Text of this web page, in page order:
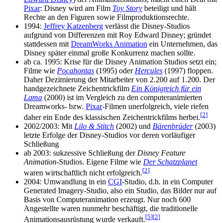
Pixar: Disney wird am Film Toy Story beteiligt und hält
Rechte an den Figuren sowie Filmproduktionsrechte.
1994: Jeffrey Katzenberg verlässt die Disney-Studios
aufgrund von Differenzen mit Roy Edward Disney; gründet
stattdessen mit DreamWorks Animation ein Unternehmen, das
Disney später einmal große Konkurrenz machen sollte.
ab ca. 1995: Krise für die Disney Animation Studios setzt ein;
Filme wie Pocahontas (1995) oder Hercules (1997) floppen.
Daher Dezimierung der Mitarbeiter von 2.200 auf 1.200. Der
handgezeichnete Zeichentrickfilm Ein Königreich für ein
Lama (2000) ist im Vergleich zu den computeranimierten
Dreamworks- bzw. Pixar-Filmen unerfolgreich, viele riefen
daher ein Ende des klassischen Zeichentrickfilms herbei.[2]
2002/2003: Mit Lilo & Stitch (2002) und Bärenbrüder(2003)
letzte Erfolge der Disney-Studios vor deren vorläufiger
Schließung
ab 2003: sukzessive Schließung der Disney Feature
Animation-Studios. Eigene Filme wie Der Schatzplanet
waren wirtschaftlich nicht erfolgreich.[2]
2004: Umwandlung in ein CGI-Studio, d.h. in ein Computer
Generated Imagery-Studio, also ein Studio, das Bilder nur auf
Basis von Computeranimation erzeugt. Nur noch 600
Angestellte waren nunmehr beschäftigt, die traditionelle
Animationsausrüstung wurde verkauft.[5][2]